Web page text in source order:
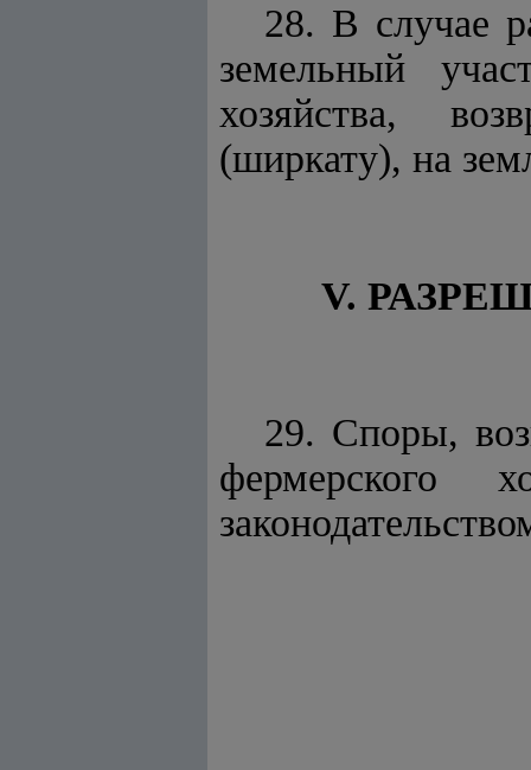
28. В случае
земельный
хозяйства,
(ширкату), на
V.
29. Споры,
фермерского